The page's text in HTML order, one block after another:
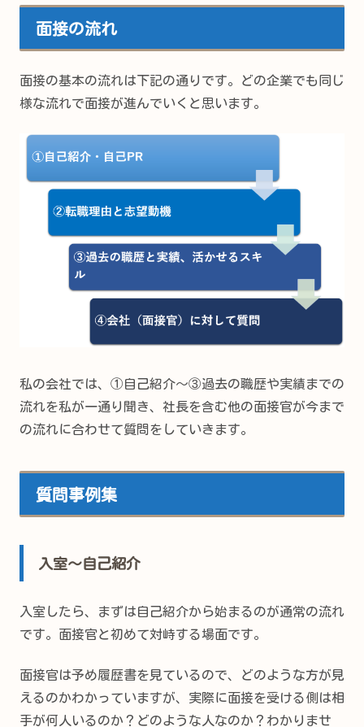
面接の流れ
面接の基本の流れは下記の通りです。どの企業でも同じ
様な流れで面接が進んでいくと思います。
私の会社では、①自己紹介～③過去の職歴や実績までの
流れを私が一通り聞き、社長を含む他の面接官が今まで
の流れに合わせて質問をしていきます。
質問事例集
入室～自己紹介
入室したら、まずは自己紹介から始まるのが通常の流れ
です。面接官と初めて対峙する場面です。
面接官は予め履歴書を見ているので、どのような方が見
えるのかわかっていますが、実際に面接を受ける側は相
手が何人いるのか？どのような人なのか？わかりませ